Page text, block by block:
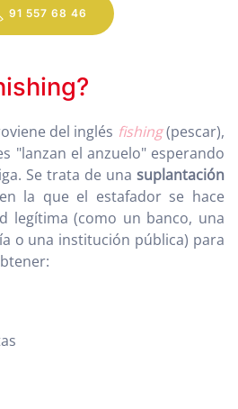
91 557 68 46
del inglés fishing(pescar),
"lanzan el anzuelo" esperando
Se trata de una suplantación
la que el estafador se hace
legítima (como un banco, una
o una institución pública) para